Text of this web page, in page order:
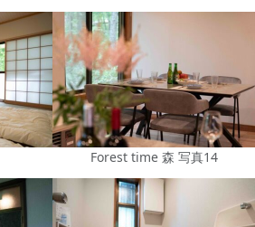
Forest time 森 写真14